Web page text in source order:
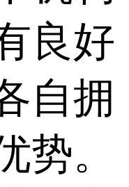
良好
自拥
势。